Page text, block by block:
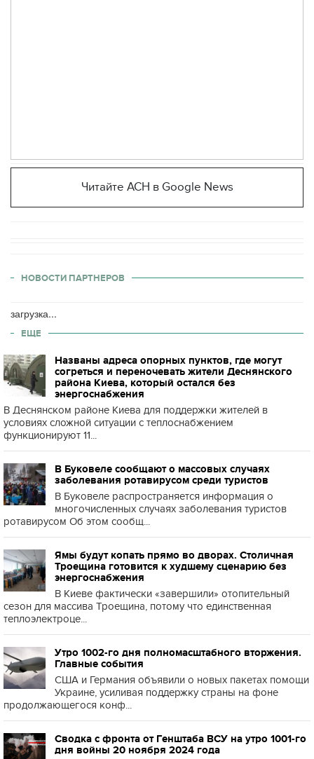
Читайте АСН в Google News
НОВОСТИ ПАРТНЕРОВ
загрузка...
ЕЩЕ
Названы адреса опорных пунктов, где могут
согреться и переночевать жители Деснянского
района Киева, который остался без
энергоснабжения
В Деснянском районе Киева для поддержки жителей в
условиях сложной ситуации с теплоснабжением
функционируют 11...
В Буковеле сообщают о массовых случаях
заболевания ротавирусом среди туристов
В Буковеле распространяется информация о
многочисленных случаях заболевания туристов
ротавирусом Об этом сообщ...
Ямы будут копать прямо во дворах. Столичная
Троещина готовится к худшему сценарию без
энергоснабжения
В Киеве фактически «завершили» отопительный
сезон для массива Троещина, потому что единственная
теплоэлектроце...
Утро 1002-го дня полномасштабного вторжения.
Главные события
США и Германия объявили о новых пакетах помощи
Украине, усиливая поддержку страны на фоне
продолжающегося конф...
Сводка с фронта от Генштаба ВСУ на утро 1001-го
дня войны 20 ноября 2024 года